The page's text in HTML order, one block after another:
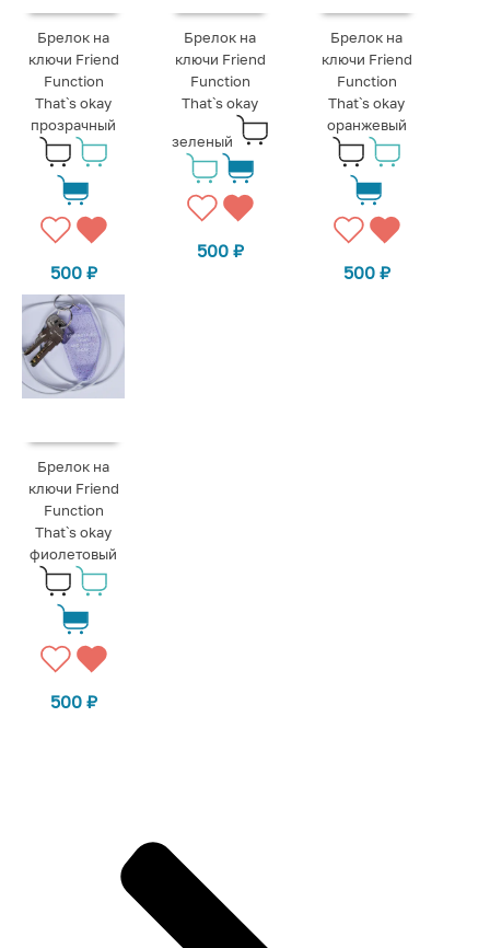
Брелок на
ключи Friend
Function
That`s okay
прозрачный
500 ₽
Брелок на
ключи Friend
Function
That`s okay
зеленый
500 ₽
Брелок на
ключи Friend
Function
That`s okay
оранжевый
500 ₽
Брелок на
ключи Friend
Function
That`s okay
фиолетовый
500 ₽